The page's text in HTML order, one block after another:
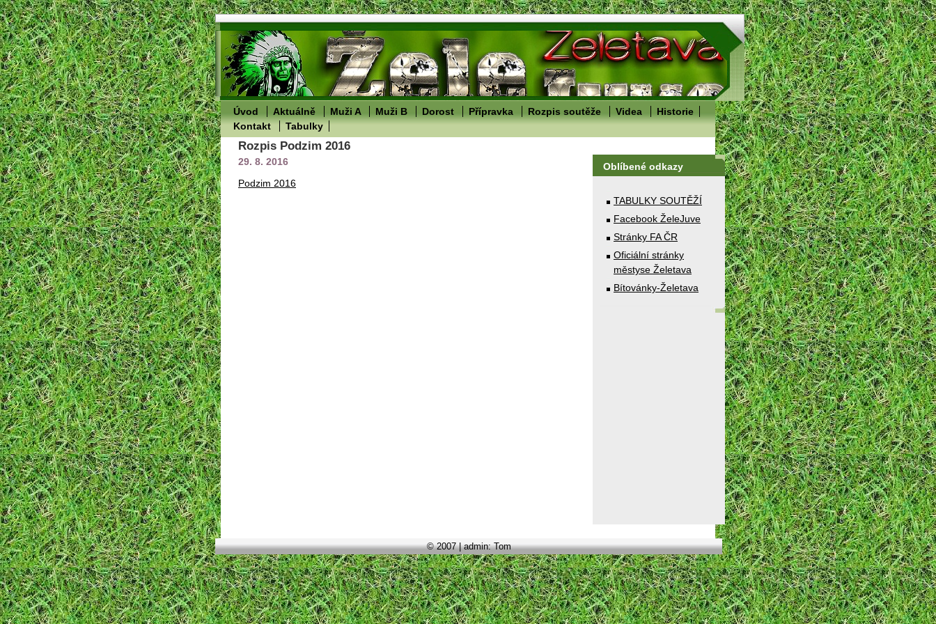
Úvod Aktuálně Muži A Muži B Dorost Přípravka Rozpis soutěže Videa
Historie
Kontakt
Tabulky
Oblíbené odkazy
TABULKY SOUTĚŽÍ
Facebook ŽeleJuve
Stránky FA ČR
Oficiální stránky
městyse Želetava
Bítovánky-Želetava
Rozpis Podzim 2016
29. 8. 2016
Podzim 2016
© 2007 | admin: Tom